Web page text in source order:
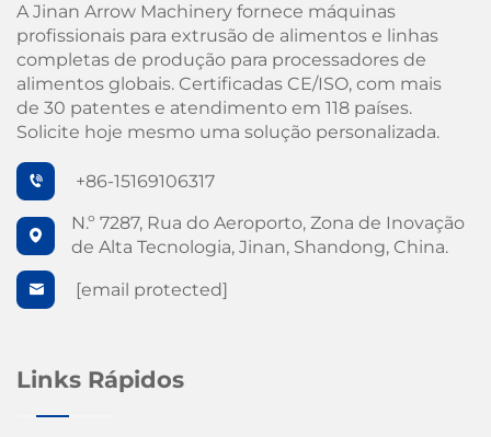
A Jinan Arrow Machinery fornece máquinas
profissionais para extrusão de alimentos e linhas
completas de produção para processadores de
alimentos globais. Certificadas CE/ISO, com mais
de 30 patentes e atendimento em 118 países.
Solicite hoje mesmo uma solução personalizada.
+86-15169106317
N.º 7287, Rua do Aeroporto, Zona de Inovação
de Alta Tecnologia, Jinan, Shandong, China.
[email protected]
Links Rápidos